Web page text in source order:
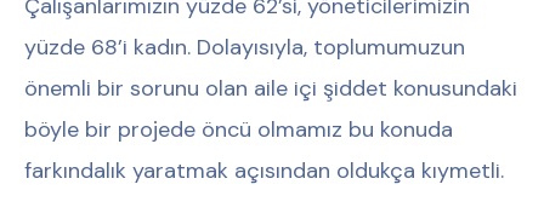
Çalışanlarımızın yüzde 62’si, yöneticilerimizin
yüzde 68’i kadın. Dolayısıyla, toplumumuzun
önemli bir sorunu olan aile içi şiddet konusundaki
böyle bir projede öncü olmamız bu konuda
farkındalık yaratmak açısından oldukça kıymetli.